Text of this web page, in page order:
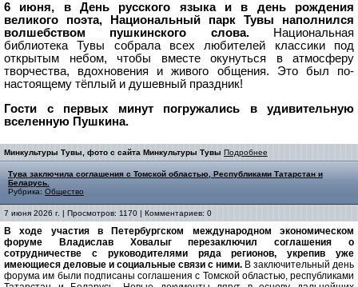
6 июня, в День русского языка и в день рождения
великого поэта, Национальный парк Тувы наполнился
волшебством пушкинского слова.
Национальная
библиотека Тувы собрала всех любителей классики под
открытым небом, чтобы вместе окунуться в атмосферу
творчества, вдохновения и живого общения. Это был по-
настоящему тёплый и душевный праздник!
Гости с первых минут погружались в удивительную
вселенную Пушкина.
Минкультуры Тувы, фото с сайта Минкультуры Тувы Подробнее
Тува заключила соглашения с Томской областью, Республиками Татарстан и
Беларусь.
Рубрика: Общество
7 июня 2026 г. | Просмотров: 1170 | Комментариев: 0
В ходе участия в Петербургском международном экономическом
форуме Владислав Ховалыг перезаключил соглашения о
сотрудничестве с руководителями ряда регионов, укрепив уже
имеющиеся деловые и социальные связи с ними. В заключительный день
форума им были подписаны соглашения с Томской областью, республиками